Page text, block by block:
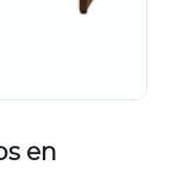
en